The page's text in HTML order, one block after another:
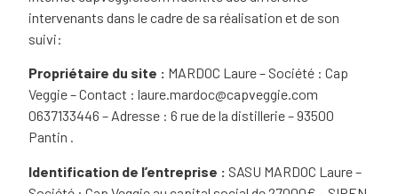
intervenants dans le cadre de sa réalisation et de son
suivi:
Propriétaire du site : MARDOC Laure – Société : Cap
Veggie– Contact : laure.mardoc@capveggie.com
0637133446 – Adresse : 6 rue de la distillerie – 93500
Pantin .
Identification de l’entreprise : SASU MARDOC Laure –